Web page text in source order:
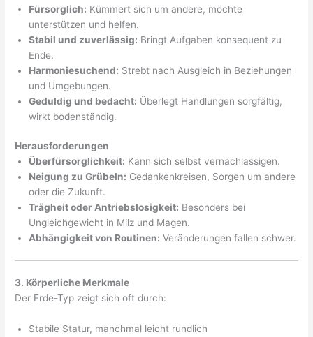
Fürsorglich: Kümmert sich um andere, möchte
unterstützen und helfen.
Stabil und zuverlässig: Bringt Aufgaben konsequent zu
Ende.
Harmoniesuchend: Strebt nach Ausgleich in Beziehungen
und Umgebungen.
Geduldig und bedacht: Überlegt Handlungen sorgfältig,
wirkt bodenständig.
Herausforderungen
Überfürsorglichkeit: Kann sich selbst vernachlässigen.
Neigung zu Grübeln: Gedankenkreisen, Sorgen um andere
oder die Zukunft.
Trägheit oder Antriebslosigkeit: Besonders bei
Ungleichgewicht in Milz und Magen.
Abhängigkeit von Routinen: Veränderungen fallen schwer.
3. Körperliche Merkmale
Der Erde-Typ zeigt sich oft durch:
Stabile Statur, manchmal leicht rundlich